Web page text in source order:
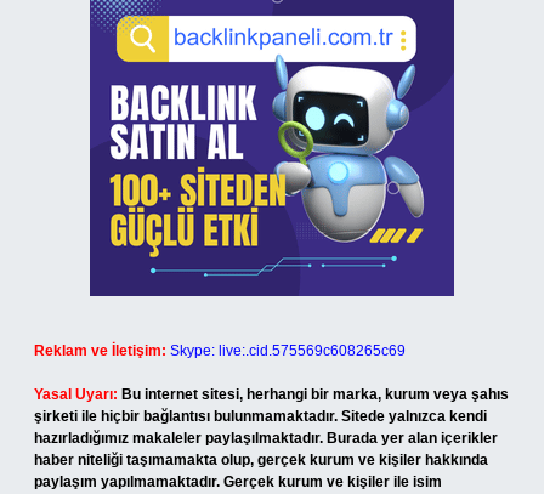
Reklam ve İletişim: Skype: live:.cid.575569c608265c69
Yasal Uyarı: Bu internet sitesi, herhangi bir marka, kurum veya şahıs
şirketi ile hiçbir bağlantısı bulunmamaktadır. Sitede yalnızca kendi
hazırladığımız makaleler paylaşılmaktadır. Burada yer alan içerikler
haber niteliği taşımamakta olup, gerçek kurum ve kişiler hakkında
paylaşım yapılmamaktadır. Gerçek kurum ve kişiler ile isim